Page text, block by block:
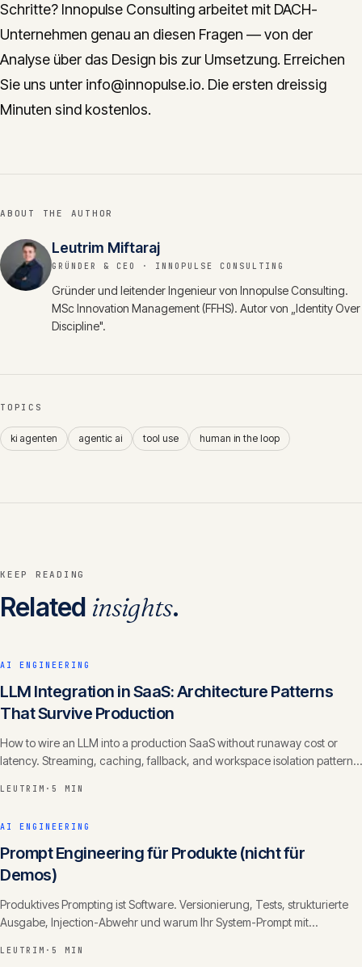
Schritte? Innopulse Consulting arbeitet mit DACH-
Unternehmen genau an diesen Fragen — von der
Analyse über das Design bis zur Umsetzung. Erreichen
Sie uns unter info@innopulse.io. Die ersten dreissig
Minuten sind kostenlos.
ABOUT THE AUTHOR
Leutrim Miftaraj
GRÜNDER & CEO · INNOPULSE CONSULTING
Gründer und leitender Ingenieur von Innopulse Consulting.
MSc Innovation Management (FFHS). Autor von „Identity Over
Discipline".
TOPICS
ki agenten agentic ai tool use human in the loop
KEEP READING
Related insights.
AI ENGINEERING
LLM Integration in SaaS: Architecture Patterns
That Survive Production
How to wire an LLM into a production SaaS without runaway cost or
latency. Streaming, caching, fallback, and workspace isolation patterns
LEUTRIM · 5 MIN
AI ENGINEERING
Prompt Engineering für Produkte (nicht für
Demos)
Produktives Prompting ist Software. Versionierung, Tests, strukturierte
Ausgabe, Injection-Abwehr und warum Ihr System-Prompt mit
LEUTRIM · 5 MIN